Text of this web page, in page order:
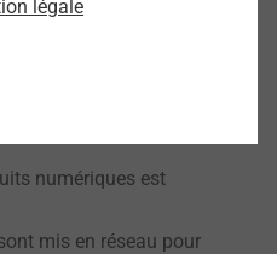
numériques est
mis en réseau pour
légale